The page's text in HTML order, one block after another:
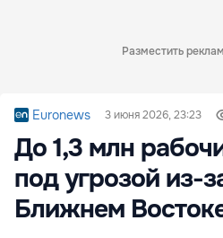
Разместить
Euronews 3 июня 2026, 23:23
До 1,3 млн
под угрозой из-
Ближнем